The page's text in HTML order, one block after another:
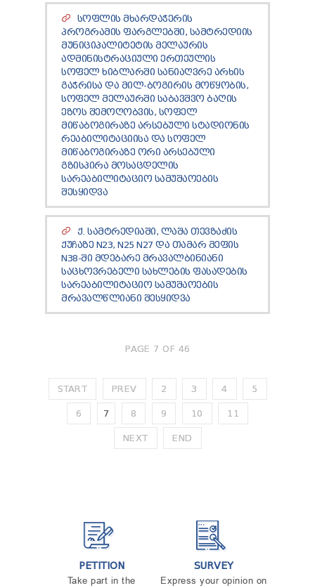
ᲡᲝᲤᲚᲘᲡ ᲛᲮᲐᲠᲓᲐᲭᲔᲠᲘᲡ
ᲞᲠᲝᲒᲠᲐᲛᲘᲡ ᲤᲐᲠᲒᲚᲔᲑᲨᲘ, ᲡᲐᲛᲢᲠᲔᲓᲘᲘᲡ
ᲛᲣᲜᲘᲪᲘᲞᲐᲚᲘᲢᲔᲢᲘᲡ ᲛᲔᲚᲐᲣᲠᲘᲡ
ᲐᲓᲛᲘᲜᲘᲡᲢᲠᲐᲪᲘᲣᲚᲘ ᲔᲠᲗᲔᲣᲚᲘᲡ
ᲡᲝᲤᲔᲚ ᲮᲘᲑᲚᲐᲠᲨᲘ ᲡᲐᲜᲘᲐᲦᲕᲠᲔ ᲐᲠᲮᲘᲡ
ᲒᲐᲭᲠᲘᲡᲐ ᲓᲐ ᲛᲘᲚ-ᲑᲝᲒᲘᲠᲘᲡ ᲛᲝᲬᲧᲝᲑᲘᲡ,
ᲡᲝᲤᲔᲚ ᲛᲔᲚᲐᲣᲠᲨᲘ ᲡᲐᲑᲐᲕᲨᲕᲝ ᲑᲐᲦᲘᲡ
ᲔᲖᲝᲡ ᲨᲔᲛᲝᲦᲝᲑᲕᲘᲡ, ᲡᲝᲤᲔᲚ
ᲛᲘᲬᲐᲑᲝᲒᲘᲠᲐᲖᲔ ᲐᲠᲡᲔᲑᲣᲚᲘ ᲡᲢᲐᲓᲘᲝᲜᲘᲡ
ᲠᲔᲐᲑᲘᲚᲘᲢᲐᲪᲘᲘᲡᲐ ᲓᲐ ᲡᲝᲤᲔᲚ
ᲛᲘᲬᲐᲑᲝᲒᲘᲠᲐᲖᲔ ᲝᲠᲘ ᲐᲠᲡᲔᲑᲣᲚᲘ
ᲒᲖᲘᲡᲞᲘᲠᲐ ᲛᲝᲡᲐᲪᲓᲔᲚᲘᲡ
ᲡᲐᲠᲔᲐᲑᲘᲚᲘᲢᲐᲪᲘᲝ ᲡᲐᲛᲣᲨᲐᲝᲔᲑᲘᲡ
ᲨᲔᲡᲧᲘᲓᲕᲐ
Ქ. ᲡᲐᲛᲢᲠᲔᲓᲘᲐᲨᲘ, ᲚᲐᲨᲐ ᲗᲔᲕᲖᲐᲫᲘᲡ
ᲥᲣᲩᲐᲖᲔ N23, N25 N27 ᲓᲐ ᲗᲐᲛᲐᲠ ᲛᲔᲤᲘᲡ
N38-ᲨᲘ ᲛᲓᲔᲑᲐᲠᲔ ᲛᲠᲐᲕᲐᲚᲑᲘᲜᲘᲐᲜᲘ
ᲡᲐᲪᲮᲝᲕᲠᲔᲑᲔᲚᲘ ᲡᲐᲮᲚᲔᲑᲘᲡ ᲤᲐᲡᲐᲓᲔᲑᲘᲡ
ᲡᲐᲠᲔᲐᲑᲘᲚᲘᲢᲐᲪᲘᲝ ᲡᲐᲛᲣᲨᲐᲝᲔᲑᲘᲡ
ᲛᲠᲐᲕᲐᲚᲬᲚᲘᲐᲜᲘ ᲨᲔᲡᲧᲘᲓᲕᲐ
PAGE 7 OF 46
START PREV 2 3 4 5
6 7 8 9 10 11
NEXT END
PETITION
Take part in the
SURVEY
Express your opinion on